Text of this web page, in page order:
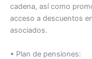
cadena, así como
acceso a descuentos
asociados.
• Plan de pensiones: